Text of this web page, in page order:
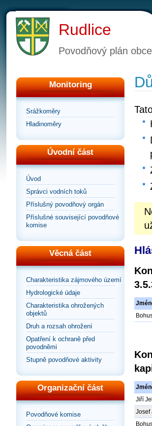
Rudlice
Povodňový plán obce
Monitoring
Srážkoměry
Hladinoměry
Úvodní část
Úvod
Správci vodních toků
Příslušný povodňový orgán
Příslušné související povodňové
komise
Věcná část
Charakteristika zájmového území
Hydrologické údaje
Charakteristika ohrožených
objektů
Druh a rozsah ohrožení
Opatření k ochraně před
povodněmi
Stupně povodňové aktivity
Organizační část
Povodňové komise
Jiří
Josef